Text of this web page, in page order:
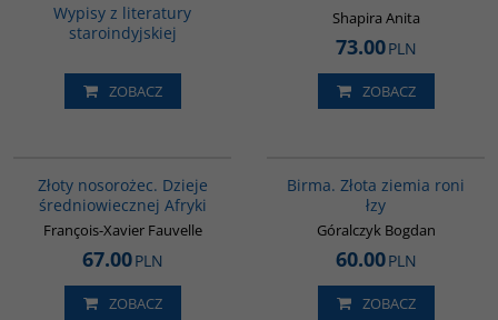
Wypisy z literatury
staroindyjskiej
ZOBACZ
Shapira Anita
73.00PLN
ZOBACZ
Złoty nosorożec. Dzieje
średniowiecznej Afryki
François-Xavier Fauvelle
67.00PLN
ZOBACZ
Birma. Złota ziemia roni
łzy
Góralczyk Bogdan
60.00PLN
ZOBACZ